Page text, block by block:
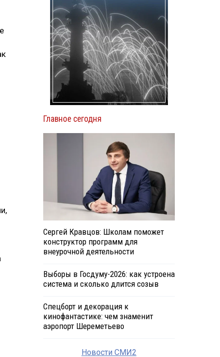
Главное сегодня
Сергей Кравцов: Школам поможет
конструктор программ для
внеурочной деятельности
Выборы в Госдуму-2026: как устроена
система и сколько длится созыв
Спецборт и декорация к
кинофантастике: чем знаменит
аэропорт Шереметьево
Новости СМИ2